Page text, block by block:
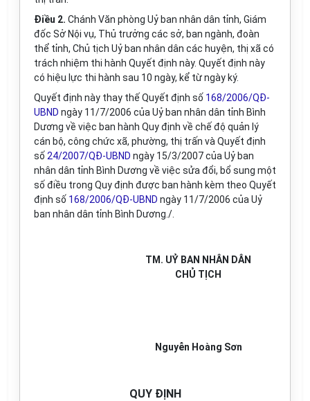
Điều 2. Chánh Văn phòng Uỷ ban nhân dân tỉnh, Giám
đốc Sở Nội vụ, Thủ trưởng các sở, ban ngành, đoàn
thể tỉnh, Chủ tịch Uỷ ban nhân dân các huyện, thị xã có
trách nhiệm thi hành Quyết định này. Quyết định này
có hiệu lực thi hành sau 10 ngày, kể từ ngày ký.
Quyết định này thay thế Quyết định số 168/2006/QĐ-
UBND ngày 11/7/2006 của Uỷ ban nhân dân tỉnh Bình
Dương về việc ban hành Quy định về chế độ quản lý
cán bộ, công chức xã, phường, thị trấn và Quyết định
số 24/2007/QĐ-UBND ngày 15/3/2007 của Uỷ ban
nhân dân tỉnh Bình Dương về việc sửa đổi, bổ sung một
số điều trong Quy định được ban hành kèm theo Quyết
định số 168/2006/QĐ-UBND ngày 11/7/2006 của Uỷ
ban nhân dân tỉnh Bình Dương./.
TM. UỶ BAN NHÂN DÂN
CHỦ TỊCH
Nguyễn Hoàng Sơn
QUY ĐỊNH